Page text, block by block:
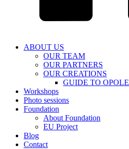
ABOUT US
OUR TEAM
OUR PARTNERS
OUR CREATIONS
GUIDE TO OPOLE
Workshops
Photo sessions
Foundation
About Foundation
EU Project
Blog
Contact